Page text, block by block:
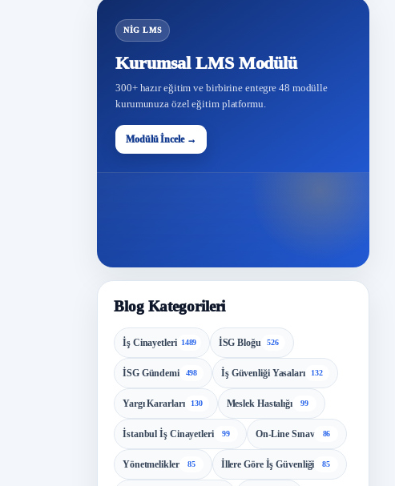
NİG LMS
Kurumsal LMS Modülü
300+ hazır eğitim ve birbirine entegre 48 modülle
kurumunuza özel eğitim platformu.
Modülü İncele →
48
Modül
Blog Kategorileri
İş Cinayetleri 1489 İSG Bloğu 526
İSG Gündemi 498 İş Güvenliği Yasaları 132
Yargı Kararları 130 Meslek Hastalığı 99
İstanbul İş Cinayetleri 99 On-Line Sınav 86
Yönetmelikler 85 İllere Göre İş Güvenliği 85